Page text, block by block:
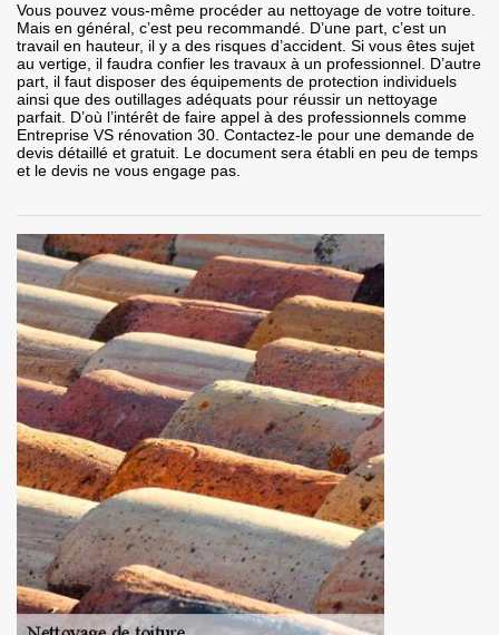
Vous pouvez vous-même procéder au nettoyage de votre toiture.
Mais en général, c’est peu recommandé. D’une part, c’est un
travail en hauteur, il y a des risques d’accident. Si vous êtes sujet
au vertige, il faudra confier les travaux à un professionnel. D’autre
part, il faut disposer des équipements de protection individuels
ainsi que des outillages adéquats pour réussir un nettoyage
parfait. D’où l’intérêt de faire appel à des professionnels comme
Entreprise VS rénovation 30. Contactez-le pour une demande de
devis détaillé et gratuit. Le document sera établi en peu de temps
et le devis ne vous engage pas.